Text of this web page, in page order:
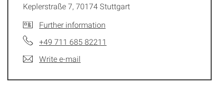
Keplerstraße 7, 70174 Stuttgart
Further information
+49 711 685 82211
Write e-mail